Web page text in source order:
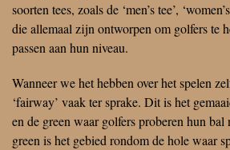
soorten tees, zoals de ‘men’s tee’,
die allemaal zijn ontworpen om golfers te
passen aan hun niveau.
Wanneer we het hebben over het spelen
‘fairway’ vaak ter sprake. Dit is het
en de green waar golfers proberen hun bal
green is het gebied rondom de hole waar